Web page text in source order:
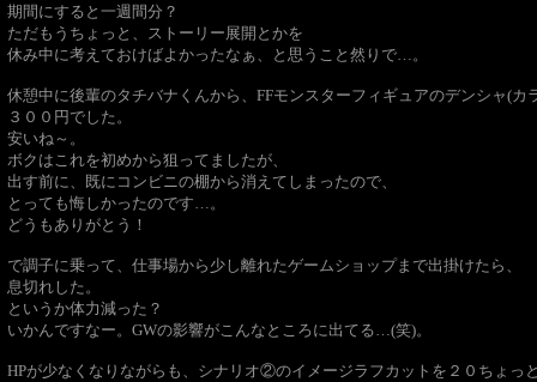
期間にすると一週間分？
ただもうちょっと、ストーリー展開とかを
休み中に考えておけばよかったなぁ、と思うこと然りで…。
休憩中に後輩のタチバナくんから、FFモンスターフィギュアのデンシャ(カ
３００円でした。
安いね～。
ボクはこれを初めから狙ってましたが、
出す前に、既にコンビニの棚から消えてしまったので、
とっても悔しかったのです…。
どうもありがとう！
で調子に乗って、仕事場から少し離れたゲームショップまで出掛けたら、
息切れした。
というか体力減った？
いかんですなー。GWの影響がこんなところに出てる…(笑)。
HPが少なくなりながらも、シナリオ②のイメージラフカットを２０ちょっ